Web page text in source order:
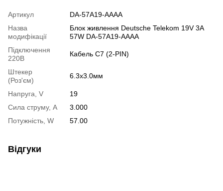
Артикул
DA-57A19-AAAA
Назва
модифікації
Блок живлення Deutsche Telekom 19V 3A
57W DA-57A19-AAAA
Підключення
220В
Кабель C7 (2-PIN)
Штекер
(Роз'єм)
6.3х3.0мм
Напруга, V
19
Сила струму, A
3.000
Потужність, W
57.00
Відгуки